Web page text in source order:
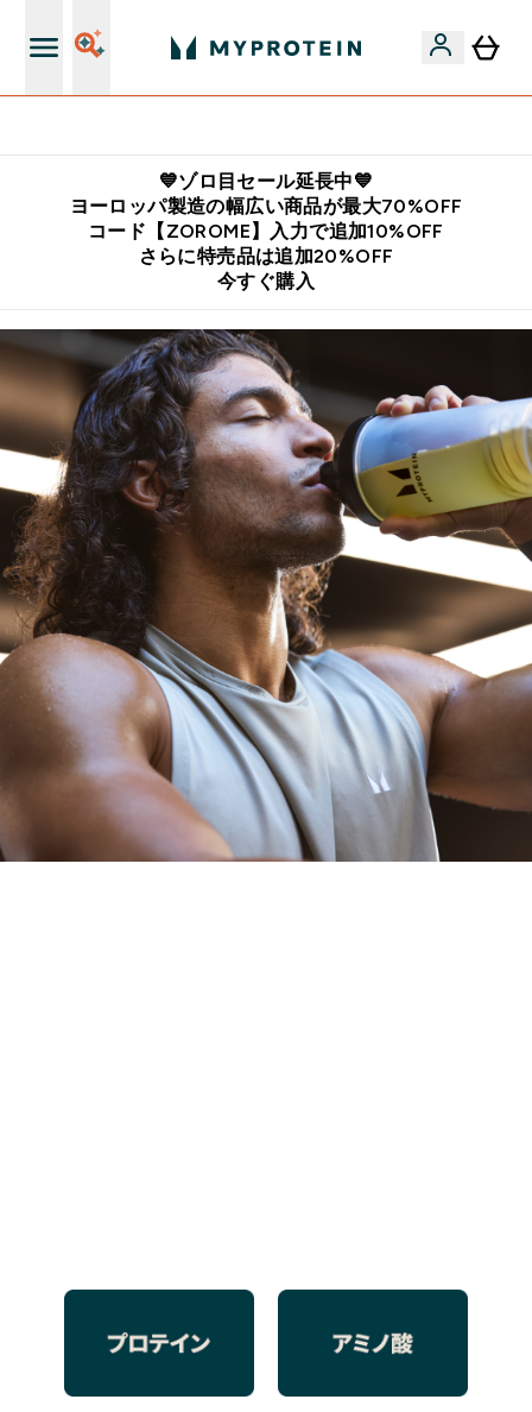
💙ゾロ目セール延長中💙
ヨーロッパ製造の幅広い商品が最大70%OFF
コード【ZOROME】入力で追加10%OFF
さらに特売品は追加20%OFF
今すぐ購入